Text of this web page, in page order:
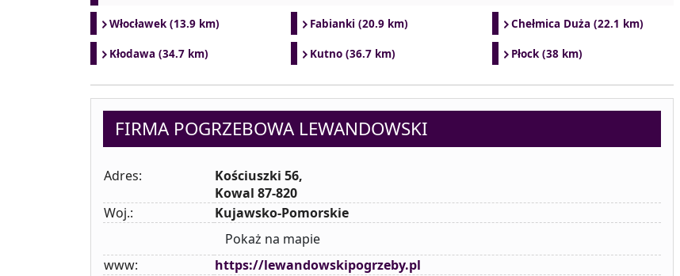
Włocławek (13.9 km) Fabianki (20.9 km) Chełmica Duża (22.1 km)
Kłodawa (34.7 km) Kutno (36.7 km) Płock (38 km)
FIRMA POGRZEBOWA LEWANDOWSKI
Adres:
Kościuszki 56,
Kowal 87-820
Woj.:
Kujawsko-Pomorskie
Pokaż na mapie
www:
https://lewandowskipogrzeby.pl